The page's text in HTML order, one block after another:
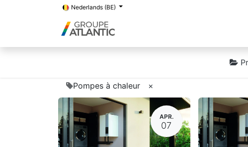
Nederlands (BE)
Pompes à chaleur ×
APR.
07